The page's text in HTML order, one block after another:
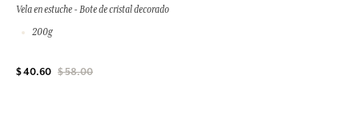
Vela en estuche - Bote de cristal decorado
200g
$ 40.60 $ 58.00